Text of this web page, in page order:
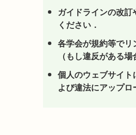
ガイドラインの改
ください．
各学会が規約等で
（もし違反がある
個人のウェブサイ
よび違法にアップ